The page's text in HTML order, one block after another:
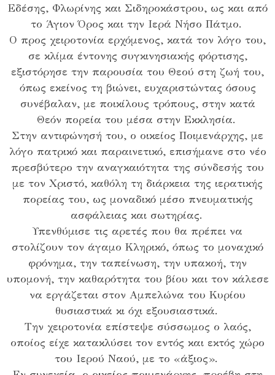
Εδέσης, Φλωρίνης και Σιδηροκάστρου, ως και από
το Άγιον Όρος και την Ιερά Νήσο Πάτμο.
Ο προς χειροτονία ερχόμενος, κατά τον λόγο του,
σε κλίμα έντονης συγκινησιακής φόρτισης,
εξιστόρησε την παρουσία του Θεού στη ζωή του,
όπως εκείνος τη βιώνει, ευχαριστώντας όσους
συνέβαλαν, με ποικίλους τρόπους, στην κατά
Θεόν πορεία του μέσα στην Εκκλησία.
Στην αντιφώνησή του, ο οικείος Ποιμενάρχης, με
λόγο πατρικό και παραινετικό, επισήμανε στο νέο
πρεσβύτερο την αναγκαιότητα της σύνδεσής του
με τον Χριστό, καθόλη τη διάρκεια της ιερατικής
πορείας του, ως μοναδικό μέσο πνευματικής
ασφάλειας και σωτηρίας.
Υπενθύμισε τις αρετές που θα πρέπει να
στολίζουν τον άγαμο Κληρικό, όπως το μοναχικό
φρόνημα, την ταπείνωση, την υπακοή, την
υπομονή, την καθαρότητα του βίου και τον κάλεσε
να εργάζεται στον Αμπελώνα του Κυρίου
θυσιαστικά κι όχι εξουσιαστικά.
Την χειροτονία επίστεψε σύσσωμος ο λαός,
οποίος είχε κατακλύσει τον εντός και εκτός χώρο
του Ιερού Ναού, με το «άξιος».